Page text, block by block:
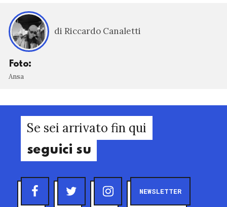
di Riccardo Canaletti
Foto:
Ansa
Se sei arrivato fin qui
seguici su
NEWSLETTER